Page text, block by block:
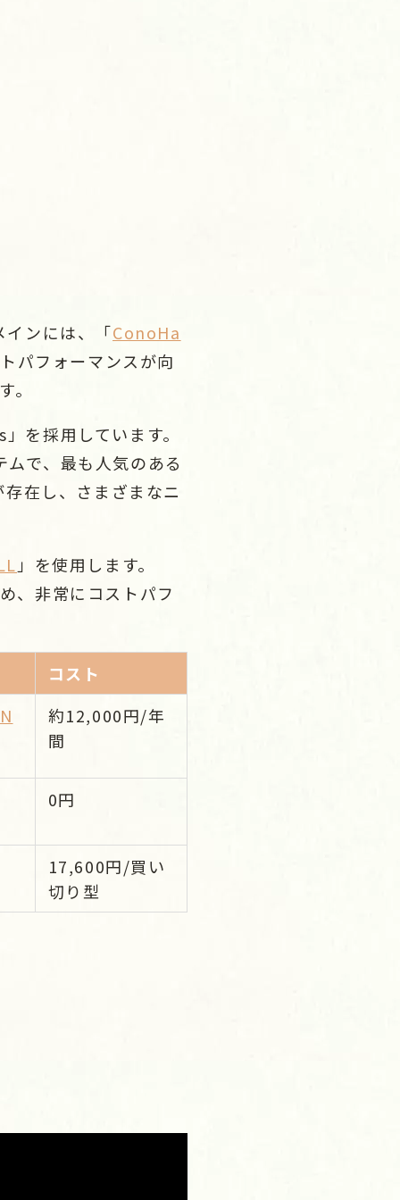
ンには、「ConoHa
パフォーマンスが向
を採用しています。
で、最も人気のある
在し、さまざまなニ
」を使用します。
、非常にコストパフ
コスト
約12,000円/年
間
0円
17,600円/買い
切り型